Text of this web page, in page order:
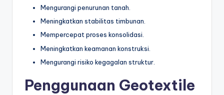
Mengurangi penurunan tanah.
Meningkatkan stabilitas timbunan.
Mempercepat proses konsolidasi.
Meningkatkan keamanan konstruksi.
Mengurangi risiko kegagalan struktur.
Penggunaan Geotextile